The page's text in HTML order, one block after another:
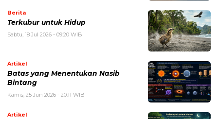
Berita
Terkubur untuk Hidup
Sabtu, 18 Jul 2026 - 09:20 WIB
Artikel
Batas yang Menentukan Nasib
Bintang
Kamis, 25 Jun 2026 - 20:11 WIB
Artikel